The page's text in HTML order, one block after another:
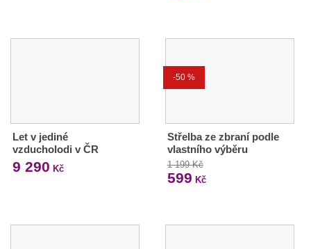
Let v jediné
vzducholodi v ČR
9 290 Kč
-50 %
Střelba ze zbraní podle
vlastního výběru
1 199 Kč
599 Kč